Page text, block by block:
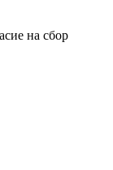
на сбор